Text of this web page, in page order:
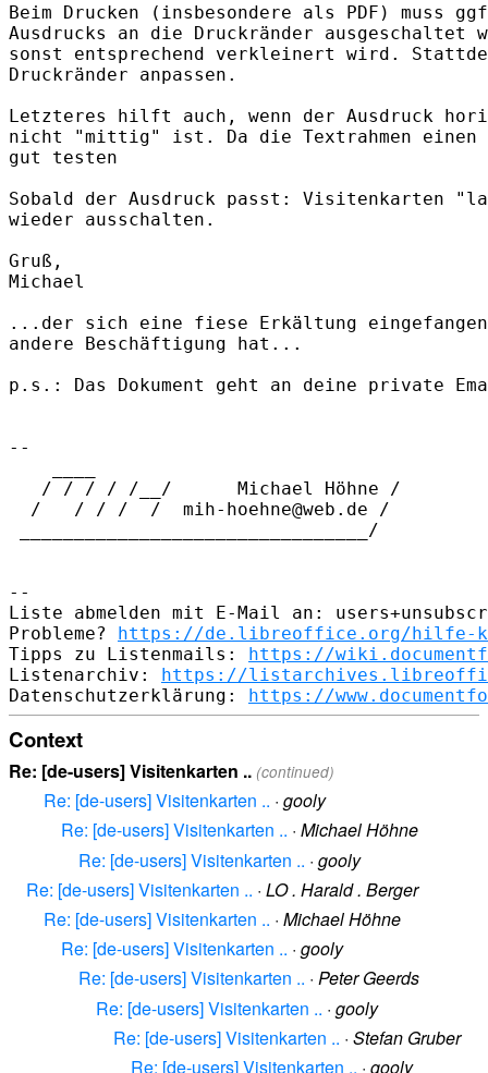
Beim Drucken (insbesondere als PDF) muss
Ausdrucks an die Druckränder ausgeschaltet
sonst entsprechend verkleinert wird.
Druckränder anpassen.
Letzteres hilft auch, wenn der Ausdruck
nicht "mittig" ist. Da die Textrahmen einen
gut testen
Sobald der Ausdruck passt: Visitenkarten
wieder ausschalten.
Gruß,
Michael
...der sich eine fiese Erkältung
andere Beschäftigung hat...
p.s.: Das Dokument geht an deine private
--
   / / / / /__/      Michael Höhne /
  /   / / /  /  mih-hoehne@web.de /
________________________________/
--
Liste abmelden mit E-Mail an:
Probleme? https://de.libreoffice.org/hilfe-
Tipps zu Listenmails: https://
Listenarchiv: https://
Datenschutzerklärung: https://
Context
Re: [de-users] Visitenkarten .. (continued)
Re: [de-users] Visitenkarten .. · gooly
Re: [de-users] Visitenkarten .. · Michael Höhne
Re: [de-users] Visitenkarten .. · gooly
Re: [de-users] Visitenkarten .. · LO . Harald . Berger
Re: [de-users] Visitenkarten .. · Michael Höhne
Re: [de-users] Visitenkarten .. · gooly
Re: [de-users] Visitenkarten .. · Peter Geerds
Re: [de-users] Visitenkarten .. · gooly
Re: [de-users] Visitenkarten .. · Stefan Gruber
Re: [de-users] Visitenkarten .. · gooly